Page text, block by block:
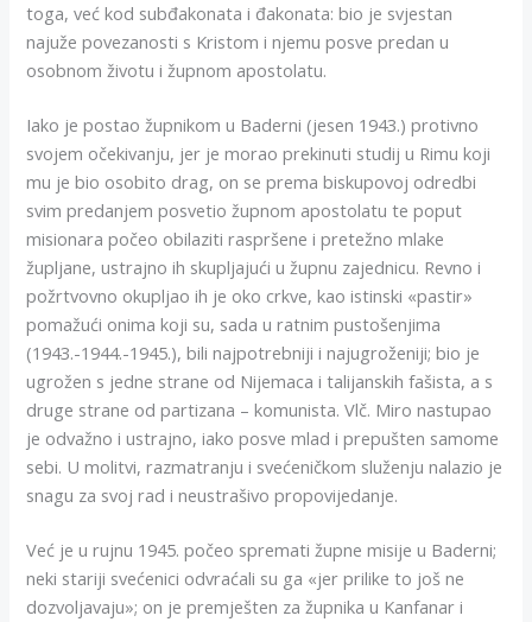
toga, već kod subđakonata i đakonata: bio je svjestan
najuže povezanosti s Kristom i njemu posve predan u
osobnom životu i župnom apostolatu.
Iako je postao župnikom u Baderni (jesen 1943.) protivno
svojem očekivanju, jer je morao prekinuti studij u Rimu koji
mu je bio osobito drag, on se prema biskupovoj odredbi
svim predanjem posvetio župnom apostolatu te poput
misionara počeo obilaziti raspršene i pretežno mlake
župljane, ustrajno ih skupljajući u župnu zajednicu. Revno i
požrtvovno okupljao ih je oko crkve, kao istinski «pastir»
pomažući onima koji su, sada u ratnim pustošenjima
(1943.-1944.-1945.), bili najpotrebniji i najugroženiji; bio je
ugrožen s jedne strane od Nijemaca i talijanskih fašista, a s
druge strane od partizana – komunista. Vlč. Miro nastupao
je odvažno i ustrajno, iako posve mlad i prepušten samome
sebi. U molitvi, razmatranju i svećeničkom služenju nalazio je
snagu za svoj rad i neustrašivo propovijedanje.
Već je u rujnu 1945. počeo spremati župne misije u Baderni;
neki stariji svećenici odvraćali su ga «jer prilike to još ne
dozvoljavaju»; on je premješten za župnika u Kanfanar i